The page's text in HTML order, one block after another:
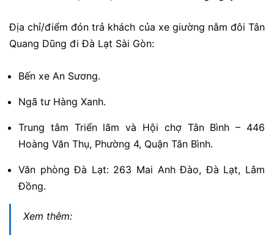
Địa chỉ/điểm đón trả khách của xe giường nằm đôi Tân
Quang Dũng đi Đà Lạt Sài Gòn:
Bến xe An Sương.
Ngã tư Hàng Xanh.
Trung tâm Triển lãm và Hội chợ Tân Bình – 446
Hoàng Văn Thụ, Phường 4, Quận Tân Bình.
Văn phòng Đà Lạt: 263 Mai Anh Đào, Đà Lạt, Lâm
Đồng.
Xem thêm: